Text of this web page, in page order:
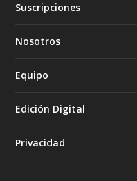
Suscripciones
Nosotros
Equipo
Edición Digital
Privacidad